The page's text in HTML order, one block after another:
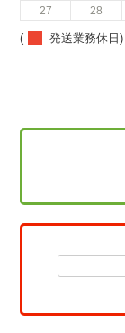
27
28
( 発送業務休日)